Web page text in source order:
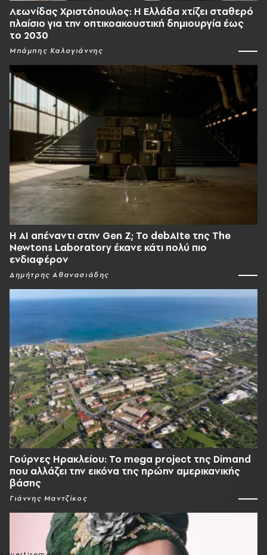
Λεωνίδας Χριστόπουλος: Η Ελλάδα χτίζει σταθερό
πλαίσιο για την οπτικοακουστική δημιουργία έως
το 2030
Μπάμπης Καλογιάννης
Η AI απέναντι στην Gen Z; Το debAIte της The
Newtons Laboratory έκανε κάτι πολύ πιο
ενδιαφέρον
Δημήτρης Αθανασιάδης
Γούρνες Ηρακλείου: To mega project της Dimand
που αλλάζει την εικόνα της πρώην αμερικανικής
βάσης
Γιάννης Μαντζίκος